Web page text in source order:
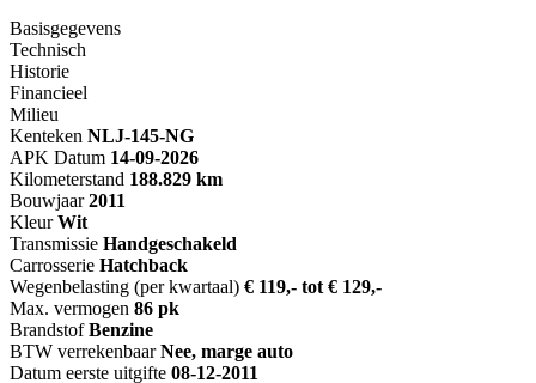
Basisgegevens
Technisch
Historie
Financieel
Milieu
Kenteken NLJ-145-NG
APK Datum 14-09-2026
Kilometerstand 188.829 km
Bouwjaar 2011
Kleur Wit
Transmissie Handgeschakeld
Carrosserie Hatchback
Wegenbelasting (per kwartaal) € 119,- tot € 129,-
Max. vermogen 86 pk
Brandstof Benzine
BTW verrekenbaar Nee, marge auto
Datum eerste uitgifte 08-12-2011